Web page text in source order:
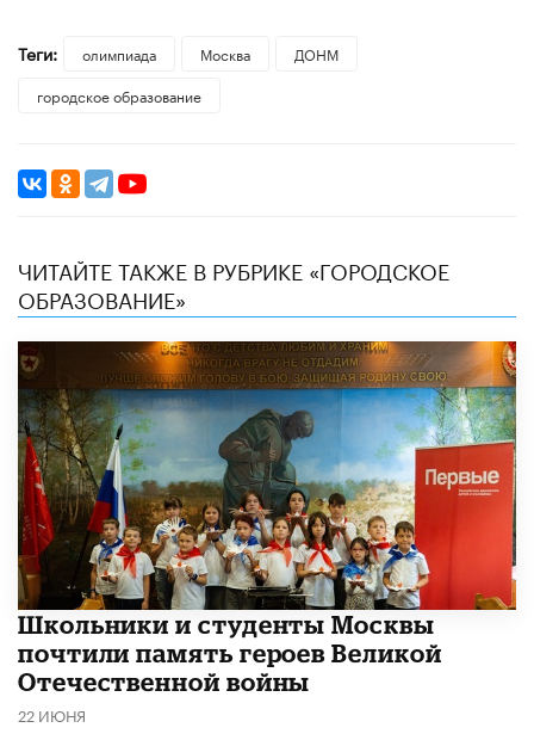
Теги: олимпиада Москва
ДОНМ
городское образование
ЧИТАЙТЕ ТАКЖЕ В РУБРИКЕ «ГОРОДСКОЕ
ОБРАЗОВАНИЕ»
Школьники и студенты Москвы
почтили память героев Великой
Отечественной войны
22 ИЮНЯ